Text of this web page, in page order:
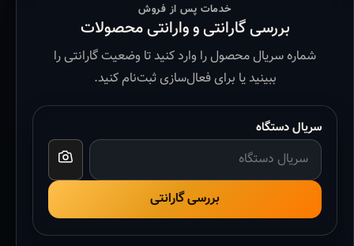
خدمات پس از فروش
بررسی گارانتی و وارانتی محصولات
شماره سریال محصول را وارد کنید تا وضعیت گارانتی را
ببینید یا برای فعال‌سازی ثبت‌نام کنید.
سریال دستگاه
بررسی گارانتی